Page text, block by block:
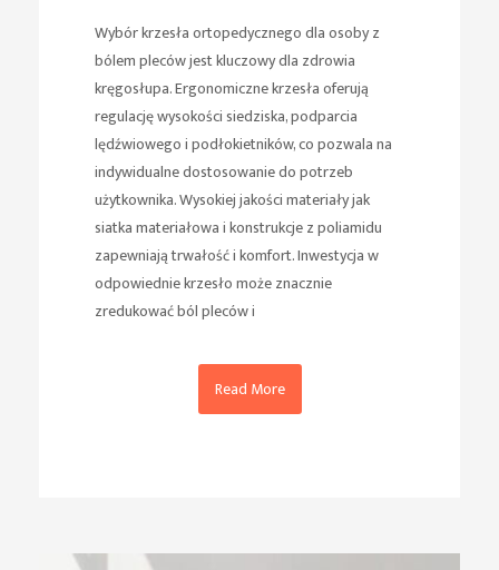
Wybór krzesła ortopedycznego dla osoby z
bólem pleców jest kluczowy dla zdrowia
kręgosłupa. Ergonomiczne krzesła oferują
regulację wysokości siedziska, podparcia
lędźwiowego i podłokietników, co pozwala na
indywidualne dostosowanie do potrzeb
użytkownika. Wysokiej jakości materiały jak
siatka materiałowa i konstrukcje z poliamidu
zapewniają trwałość i komfort. Inwestycja w
odpowiednie krzesło może znacznie
zredukować ból pleców i
Read More